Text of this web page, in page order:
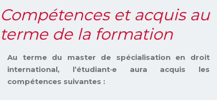
Compétences et acquis au
terme de la formation
Au terme du master de spécialisation en droit
international, l’étudiant·e aura acquis les
compétences suivantes :